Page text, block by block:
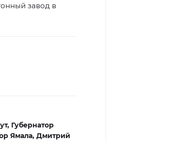
завод в
Губернатор
Ямала, Дмитрий